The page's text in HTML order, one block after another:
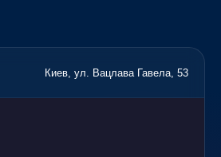
Киев, ул. Вацлава Гавела, 53